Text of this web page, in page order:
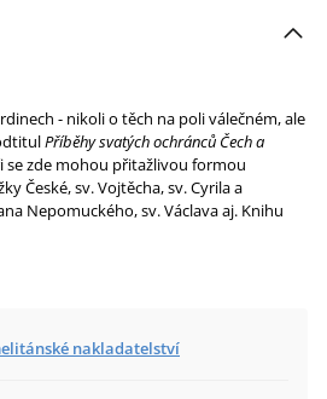
- nikoli o těch na poli válečném, ale
Příběhy svatých ochránců Čech a
se zde mohou přitažlivou formou
České, sv. Vojtěcha, sv. Cyrila a
Nepomuckého, sv. Václava aj. Knihu
nakladatelství